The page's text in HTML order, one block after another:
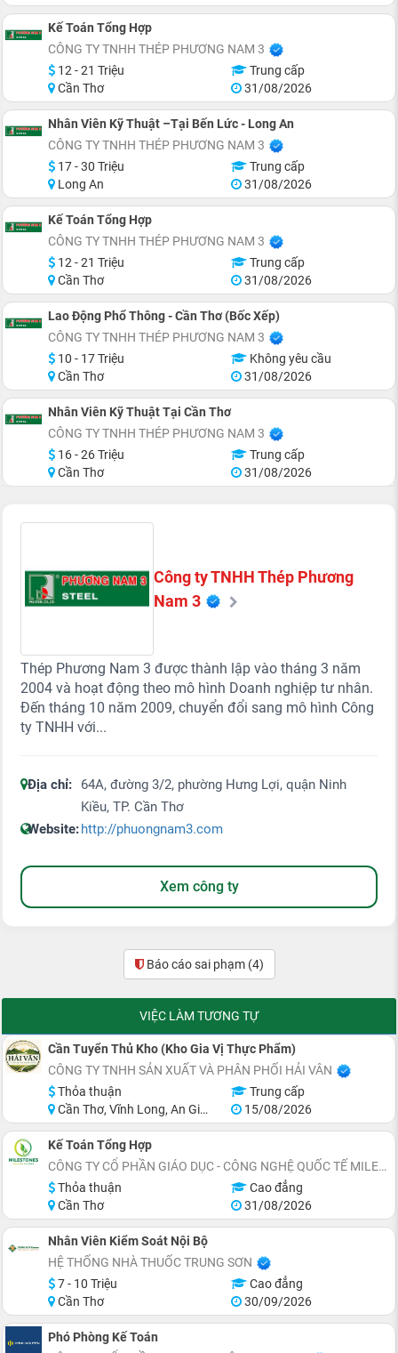
Kế Toán Tổng Hợp
CÔNG TY TNHH THÉP PHƯƠNG NAM 3
12 - 21 Triệu
Trung cấp
Cần Thơ
31/08/2026
Nhân Viên Kỹ Thuật –Tại Bến Lức - Long An
CÔNG TY TNHH THÉP PHƯƠNG NAM 3
17 - 30 Triệu
Trung cấp
Long An
31/08/2026
Kế Toán Tổng Hợp
CÔNG TY TNHH THÉP PHƯƠNG NAM 3
12 - 21 Triệu
Trung cấp
Cần Thơ
31/08/2026
Lao Động Phổ Thông - Cần Thơ (Bốc Xếp)
CÔNG TY TNHH THÉP PHƯƠNG NAM 3
10 - 17 Triệu
Không yêu cầu
Cần Thơ
31/08/2026
Nhân Viên Kỹ Thuật Tại Cần Thơ
CÔNG TY TNHH THÉP PHƯƠNG NAM 3
16 - 26 Triệu
Trung cấp
Cần Thơ
31/08/2026
Công ty TNHH Thép Phương
Nam 3
Thép Phương Nam 3 được thành lập vào tháng 3 năm
2004 và hoạt động theo mô hình Doanh nghiệp tư nhân.
Đến tháng 10 năm 2009, chuyển đổi sang mô hình Công
ty TNHH với...
Địa chỉ:
64A, đường 3/2, phường Hưng Lợi, quận Ninh
Kiều, TP. Cần Thơ
Website:http://phuongnam3.com
Xem công ty
Báo cáo sai phạm (4)
VIỆC LÀM TƯƠNG TỰ
Cần Tuyển Thủ Kho (Kho Gia Vị Thực Phẩm)
CÔNG TY TNHH SẢN XUẤT VÀ PHÂN PHỐI HẢI VÂN
Thỏa thuận
Trung cấp
Cần Thơ, Vĩnh Long, An Giang, Kiên Giang, Đồng Tháp, Hậu Giang
15/08/2026
Kế Toán Tổng Hợp
CÔNG TY CỔ PHẦN GIÁO DỤC - CÔNG NGHỆ QUỐC TẾ MILESTONES
Thỏa thuận
Cao đẳng
Cần Thơ
31/08/2026
Nhân Viên Kiểm Soát Nội Bộ
HỆ THỐNG NHÀ THUỐC TRUNG SƠN
7 - 10 Triệu
Cao đẳng
Cần Thơ
30/09/2026
Phó Phòng Kế Toán